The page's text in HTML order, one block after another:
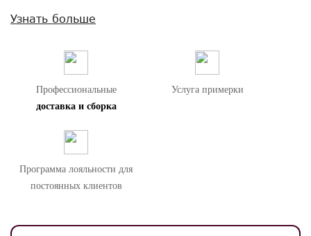
Узнать больше
Профессиональные
доставка и сборка
Услуга примерки
Программа лояльности для
постоянных клиентов